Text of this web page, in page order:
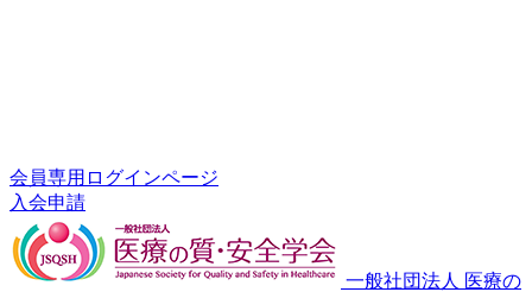
会員専用ログインページ
入会申請
一般社団法人 医療の